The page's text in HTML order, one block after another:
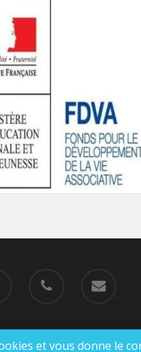
de Charlieu |Mentions
et vous donne le